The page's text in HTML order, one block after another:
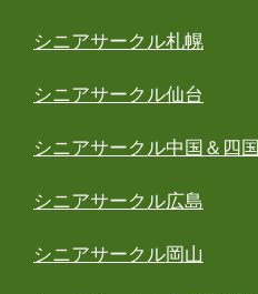
シニアサークル札幌
シニアサークル仙台
シニアサークル中国＆四国
シニアサークル広島
シニアサークル岡山